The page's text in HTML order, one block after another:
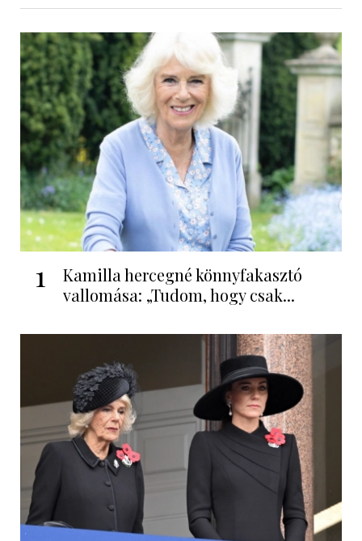
1
Kamilla hercegné könnyfakasztó
vallomása: „Tudom, hogy csak...